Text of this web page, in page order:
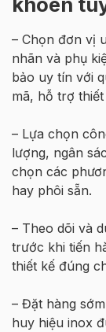
– Chọn đơn vị
nhãn và phụ
bảo uy tín với
mã, hỗ trợ
– Lựa chọn
lượng, ngân
chọn các
hay phôi sẵn.
– Theo dõi và
trước khi tiến
thiết kế đúng
– Đặt hàng
huy hiệu inox